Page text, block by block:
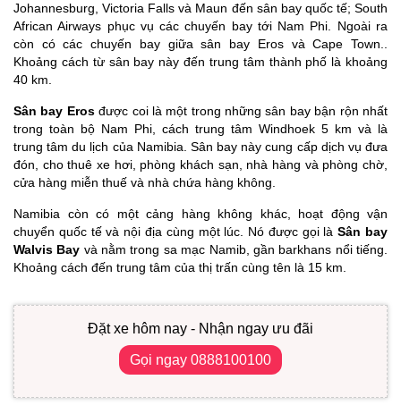
Johannesburg, Victoria Falls và Maun đến sân bay quốc tế; South
African Airways phục vụ các chuyến bay tới Nam Phi. Ngoài ra
còn có các chuyến bay giữa sân bay Eros và Cape Town..
Khoảng cách từ sân bay này đến trung tâm thành phố là khoảng
40 km.
Sân bay Erosđược coi là một trong những sân bay bận rộn nhất
trong toàn bộ Nam Phi, cách trung tâm Windhoek 5 km và là
trung tâm du lịch của Namibia. Sân bay này cung cấp dịch vụ đưa
đón, cho thuê xe hơi, phòng khách sạn, nhà hàng và phòng chờ,
cửa hàng miễn thuế và nhà chứa hàng không.
Namibia còn có một cảng hàng không khác, hoạt động vận
chuyển quốc tế và nội địa cùng một lúc. Nó được gọi làSân bay
Walvis Bay và nằm trong sa mạc Namib, gần barkhans nổi tiếng.
Khoảng cách đến trung tâm của thị trấn cùng tên là 15 km.
Đặt xe hôm nay - Nhận ngay ưu đãi
Gọi ngay 0888100100